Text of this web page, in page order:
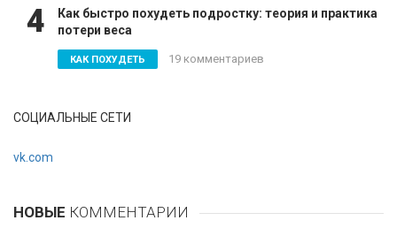
4
Как быстро похудеть подростку: теория и практика
потери веса
КАК ПОХУДЕТЬ 19 комментариев
СОЦИАЛЬНЫЕ СЕТИ
vk.com
НОВЫЕ КОММЕНТАРИИ